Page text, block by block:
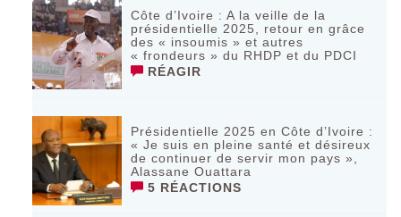
Côte d’Ivoire : A la veille de la
présidentielle 2025, retour en grâce
des « insoumis » et autres
« frondeurs » du RHDP et du PDCI
RÉAGIR
Présidentielle 2025 en Côte d’Ivoire :
« Je suis en pleine santé et désireux
de continuer de servir mon pays »,
Alassane Ouattara
5 RÉACTIONS